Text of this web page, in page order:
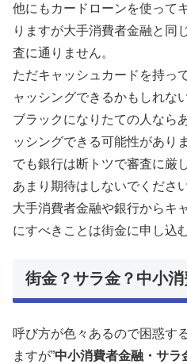
他にもカードローンを使って
りますが大手消費者金融と同
査に通りません。
ただキャッシュカードを持っ
ャッシングできるかもしれな
ブラックになりたての人なら
ッシングできる可能性がありま
でも銀行は断トツで審査に厳
あまり期待はしないでください
大手消費者金融や銀行からキ
にすべきことは街金に申し込
街金？サラ金？中小消
呼び方が色々あるので困惑す
ますが”中小消費者金融・サラ